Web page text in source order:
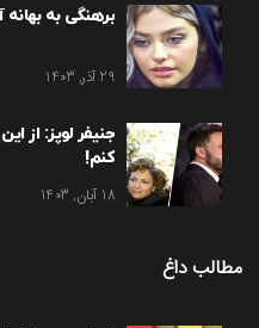
برهنگی به بهانه
29 آذر, 1403
جنیفر لوپز: از
کنم!
18 آبان, 1403
مطالب داغ